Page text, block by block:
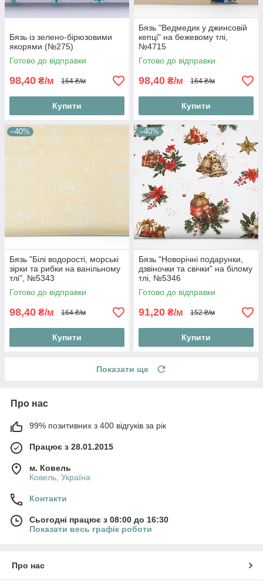
Бязь із зелено-бірюзовими
якорями (№275)
Готово до відправки
98,40 ₴/м 164 ₴/м
Купити
Бязь "Ведмедик у джинсовій
кепці" на бежевому тлі,
№4715
Готово до відправки
98,40 ₴/м 164 ₴/м
Купити
–40%
Бязь "Білі водорості, морські
зірки та рибки на ванільному
тлі", №5343
Готово до відправки
98,40 ₴/м 164 ₴/м
Купити
–40%
Бязь "Новорічні подарунки,
дзвіночки та свічки" на білому
тлі, №5346
Готово до відправки
91,20 ₴/м 152 ₴/м
Купити
Показати ще
Про нас
99% позитивних з 400 відгуків за рік
Працює з 28.01.2015
м. Ковель
Ковель, Україна
Контакти
Сьогодні працює з 08:00 до 16:30
Показати весь графік роботи
Про нас